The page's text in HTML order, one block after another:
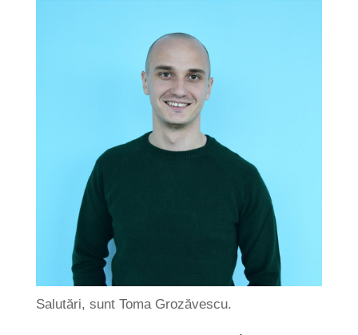
Salutări, sunt Toma Grozăvescu.